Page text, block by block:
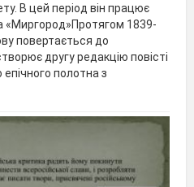
В цей період він працює
«Миргород»Протягом 1839-
повертається до
другу редакцію повісті
полотна з